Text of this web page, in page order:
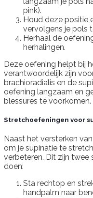
pink).
Houd deze positie
vervolgens je pols
Herhaal de
herhalingen.
Deze oefening helpt bij
verantwoordelijk zijn
brachioradialis en de
oefening langzaam en
blessures te voorkomen.
Stretchoefeningen voor
Naast het versterken
om je supinatie te
verbeteren. Dit zijn twee
doen:
Sta rechtop en
handpalm naar